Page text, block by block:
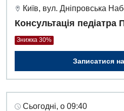
Кардіохірургія
Мамологія
Київ, вул. Дніпровська
Консультація педіатра
Знижка 30%
Записатися
Сьогодні, о 09:40